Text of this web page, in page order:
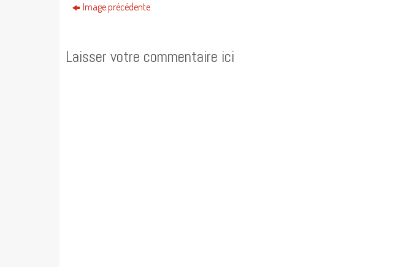
Image précédente
Laisser votre commentaire ici